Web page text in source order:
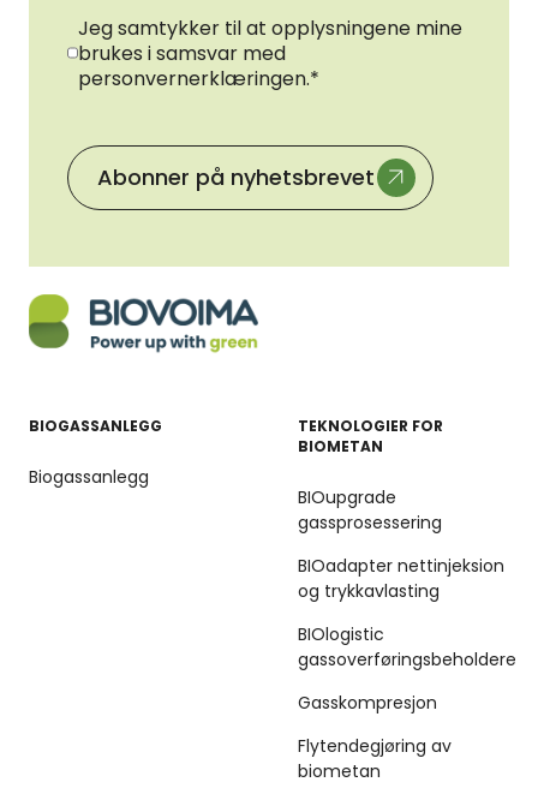
Samtykke*
Jeg samtykker til at opplysningene mine
brukes i samsvar med
personvernerklæringen.*
BIOGASSANLEGG
Biogassanlegg
TEKNOLOGIER FOR
BIOMETAN
BIOupgrade
gassprosessering
BIOadapter nettinjeksion
og trykkavlasting
BIOlogistic
gassoverføringsbeholdere
Gasskompresjon
Flytendegjøring av
biometan